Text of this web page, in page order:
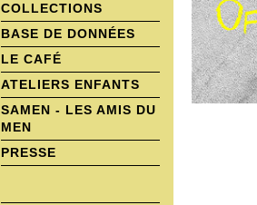
COLLECTIONS
BASE DE DONNÉES
LE CAFÉ
ATELIERS ENFANTS
SAMEN - LES AMIS DU
MEN
PRESSE